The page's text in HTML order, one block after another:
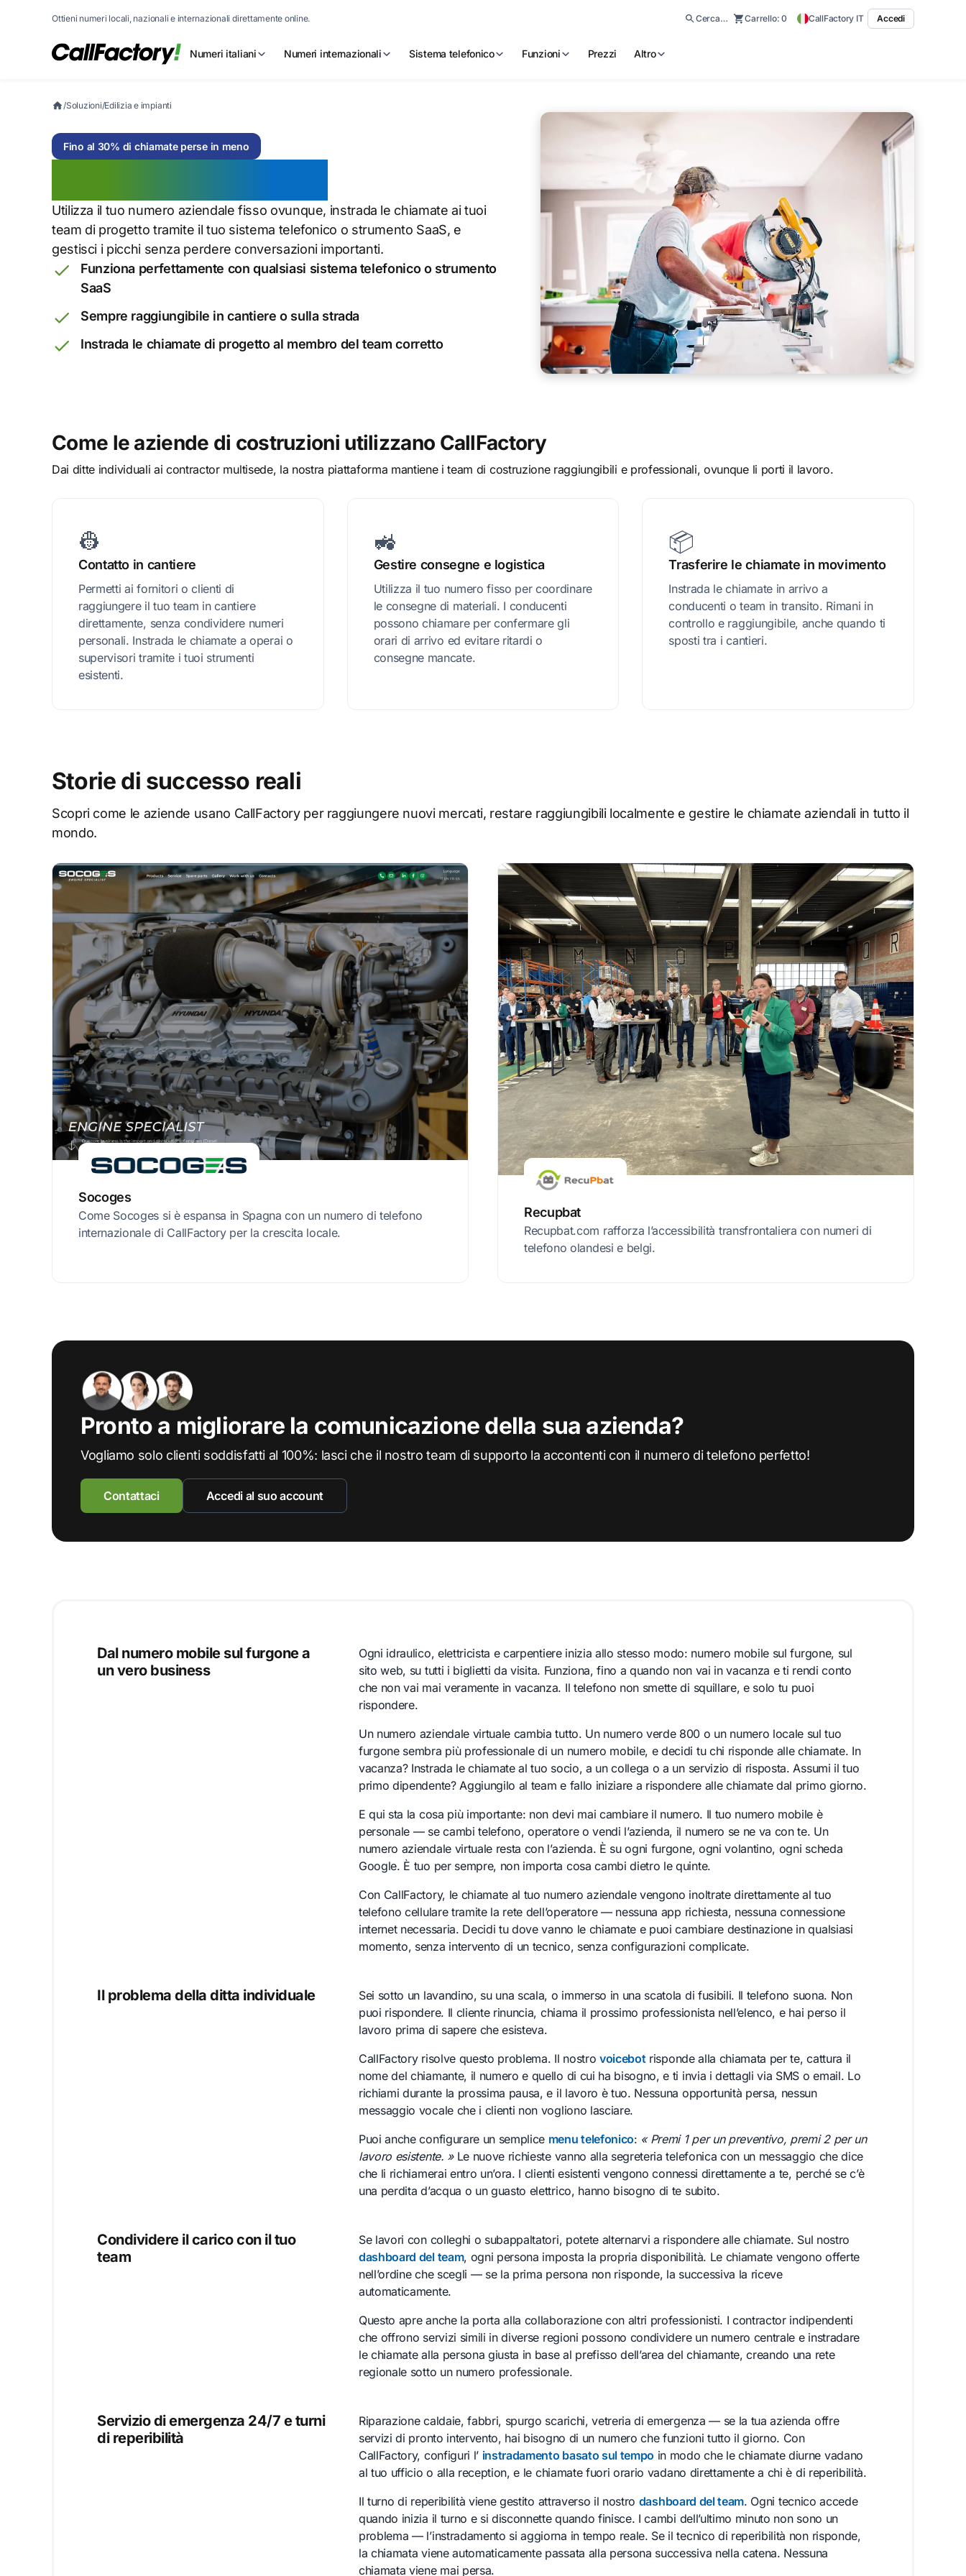
Ottieni numeri locali, nazionali e internazionali direttamente online. Cerca… Carrello:0 CallFactory IT Accedi
Numeri italiani Numeri internazionali Sistema telefonico Funzioni Prezzi Altro
/Soluzioni/Edilizia e impianti
Fino al 30% di chiamate perse in meno
Utilizza il tuo numero aziendale fisso ovunque, instrada le chiamate ai tuoi
team di progetto tramite il tuo sistema telefonico o strumento SaaS, e
gestisci i picchi senza perdere conversazioni importanti.
Funziona perfettamente con qualsiasi sistema telefonico o strumento
SaaS
Sempre raggiungibile in cantiere o sulla strada
Instrada le chiamate di progetto al membro del team corretto
Come le aziende di costruzioni utilizzano CallFactory
Dai ditte individuali ai contractor multisede, la nostra piattaforma mantiene i team di costruzione raggiungibili e professionali, ovunque li porti il lavoro.
👷‍
Contatto in cantiere
Permetti ai fornitori o clienti di
raggiungere il tuo team in cantiere
direttamente, senza condividere numeri
personali. Instrada le chiamate a operai o
supervisori tramite i tuoi strumenti
esistenti.
🚜
Gestire consegne e logistica
Utilizza il tuo numero fisso per coordinare
le consegne di materiali. I conducenti
possono chiamare per confermare gli
orari di arrivo ed evitare ritardi o
consegne mancate.
📦
Trasferire le chiamate in movimento
Instrada le chiamate in arrivo a
conducenti o team in transito. Rimani in
controllo e raggiungibile, anche quando ti
sposti tra i cantieri.
Storie di successo reali
Scopri come le aziende usano CallFactory per raggiungere nuovi mercati, restare raggiungibili localmente e gestire le chiamate aziendali in tutto il
mondo.
Socoges
Come Socoges si è espansa in Spagna con un numero di telefono
internazionale di CallFactory per la crescita locale.
Recupbat
Recupbat.com rafforza l’accessibilità transfrontaliera con numeri di
telefono olandesi e belgi.
Pronto a migliorare la comunicazione della sua azienda?
Vogliamo solo clienti soddisfatti al 100%: lasci che il nostro team di supporto la accontenti con il numero di telefono perfetto!
Contattaci Accedi al suo account
Dal numero mobile sul furgone a
un vero business
Ogni idraulico, elettricista e carpentiere inizia allo stesso modo: numero mobile sul furgone, sul
sito web, su tutti i biglietti da visita. Funziona, fino a quando non vai in vacanza e ti rendi conto
che non vai mai veramente in vacanza. Il telefono non smette di squillare, e solo tu puoi
rispondere.
Un numero aziendale virtuale cambia tutto. Un numero verde 800 o un numero locale sul tuo
furgone sembra più professionale di un numero mobile, e decidi tu chi risponde alle chiamate. In
vacanza? Instrada le chiamate al tuo socio, a un collega o a un servizio di risposta. Assumi il tuo
primo dipendente? Aggiungilo al team e fallo iniziare a rispondere alle chiamate dal primo giorno.
E qui sta la cosa più importante: non devi mai cambiare il numero. Il tuo numero mobile è
personale — se cambi telefono, operatore o vendi l’azienda, il numero se ne va con te. Un
numero aziendale virtuale resta con l’azienda. È su ogni furgone, ogni volantino, ogni scheda
Google. È tuo per sempre, non importa cosa cambi dietro le quinte.
Con CallFactory, le chiamate al tuo numero aziendale vengono inoltrate direttamente al tuo
telefono cellulare tramite la rete dell’operatore — nessuna app richiesta, nessuna connessione
internet necessaria. Decidi tu dove vanno le chiamate e puoi cambiare destinazione in qualsiasi
momento, senza intervento di un tecnico, senza configurazioni complicate.
Il problema della ditta individuale
Sei sotto un lavandino, su una scala, o immerso in una scatola di fusibili. Il telefono suona. Non
puoi rispondere. Il cliente rinuncia, chiama il prossimo professionista nell’elenco, e hai perso il
lavoro prima di sapere che esisteva.
CallFactory risolve questo problema. Il nostro voicebotrisponde alla chiamata per te, cattura il
nome del chiamante, il numero e quello di cui ha bisogno, e ti invia i dettagli via SMS o email. Lo
richiami durante la prossima pausa, e il lavoro è tuo. Nessuna opportunità persa, nessun
messaggio vocale che i clienti non vogliono lasciare.
Puoi anche configurare un semplice menu telefonico: « Premi 1 per un preventivo, premi 2 per un
lavoro esistente. »Le nuove richieste vanno alla segreteria telefonica con un messaggio che dice
che li richiamerai entro un’ora. I clienti esistenti vengono connessi direttamente a te, perché se c’è
una perdita d’acqua o un guasto elettrico, hanno bisogno di te subito.
Condividere il carico con il tuo
team
Se lavori con colleghi o subappaltatori, potete alternarvi a rispondere alle chiamate. Sul nostro
dashboard del team, ogni persona imposta la propria disponibilità. Le chiamate vengono offerte
nell’ordine che scegli — se la prima persona non risponde, la successiva la riceve
automaticamente.
Questo apre anche la porta alla collaborazione con altri professionisti. I contractor indipendenti
che offrono servizi simili in diverse regioni possono condividere un numero centrale e instradare
le chiamate alla persona giusta in base al prefisso dell’area del chiamante, creando una rete
regionale sotto un numero professionale.
Servizio di emergenza 24/7 e turni
di reperibilità
Riparazione caldaie, fabbri, spurgo scarichi, vetreria di emergenza — se la tua azienda offre
servizi di pronto intervento, hai bisogno di un numero che funzioni tutto il giorno. Con
CallFactory, configuri l’ instradamento basato sul tempo in modo che le chiamate diurne vadano
al tuo ufficio o alla reception, e le chiamate fuori orario vadano direttamente a chi è di reperibilità.
Il turno di reperibilità viene gestito attraverso il nostro dashboard del team. Ogni tecnico accede
quando inizia il turno e si disconnette quando finisce. I cambi dell’ultimo minuto non sono un
problema — l’instradamento si aggiorna in tempo reale. Se il tecnico di reperibilità non risponde,
la chiamata viene automaticamente passata alla persona successiva nella catena. Nessuna
chiamata viene mai persa.